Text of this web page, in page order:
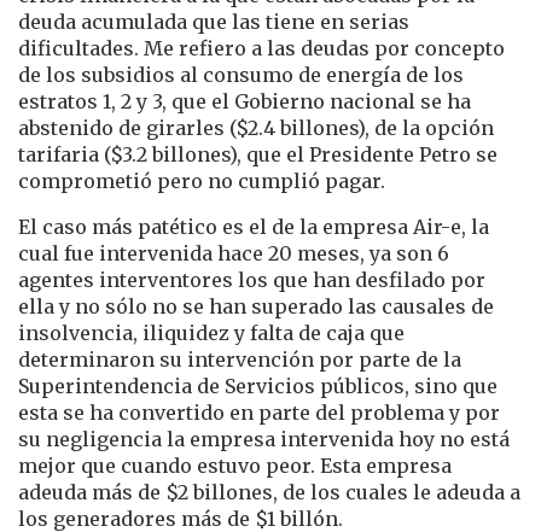
deuda acumulada que las tiene en serias
dificultades. Me refiero a las deudas por concepto
de los subsidios al consumo de energía de los
estratos 1, 2 y 3, que el Gobierno nacional se ha
abstenido de girarles ($2.4 billones), de la opción
tarifaria ($3.2 billones), que el Presidente Petro se
comprometió pero no cumplió pagar.
El caso más patético es el de la empresa Air-e, la
cual fue intervenida hace 20 meses, ya son 6
agentes interventores los que han desfilado por
ella y no sólo no se han superado las causales de
insolvencia, iliquidez y falta de caja que
determinaron su intervención por parte de la
Superintendencia de Servicios públicos, sino que
esta se ha convertido en parte del problema y por
su negligencia la empresa intervenida hoy no está
mejor que cuando estuvo peor. Esta empresa
adeuda más de $2 billones, de los cuales le adeuda a
los generadores más de $1 billón.